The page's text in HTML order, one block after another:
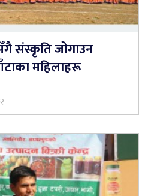
संस्कृति जोगाउन
महिलाहरू